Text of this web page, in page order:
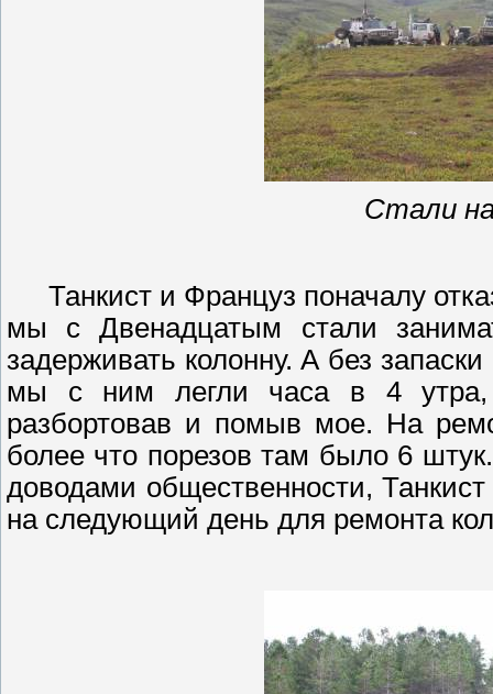
Стали
Танкист и Француз поначалу
мы с Двенадцатым стали
задерживать колонну. А без
мы с ним легли часа в 4 утра,
разбортовав и помыв мое. На
более что порезов там было 6
доводами общественности,
на следующий день для ремонта